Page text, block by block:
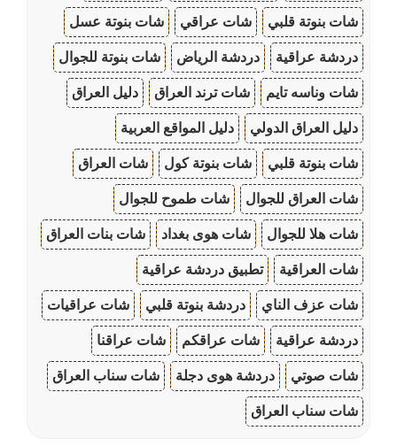
شات بنوتة قلبي شات عراقي شات بنوتة عسل
دردشة عراقية دردشة الرياض شات بنوتة للجوال
شات وناسه تايم شات ترند العراق دليل العراق
دليل العراق الدولي دليل المواقع العربية
شات بنوتة قلبي شات بنوتة كول شات العراق
شات العراق للجوال شات طموح للجوال
شات هلا للجوال شات هوى بغداد شات بنات العراق
شات العراقية تطبيق دردشة عراقية
شات عزف الناي دردشة بنوتة قلبي شات عراقيات
دردشة عراقية شات عراقكم شات عراقنا
شات صوتي دردشة هوى دجلة شات سناب العراق
شات سناب العراق